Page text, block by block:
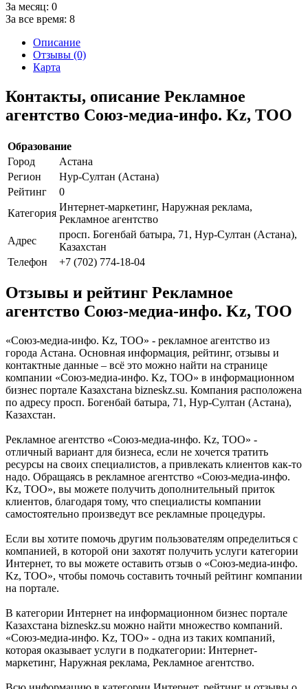
За месяц: 0
За все время: 8
Описание
Отзывы (0)
Карта
Контакты, описание Рекламное
агентство Союз-медиа-инфо. Kz, ТОО
Образование
Город
Астана
Регион
Нур-Султан (Астана)
Рейтинг
0
Категория
Интернет-маркетинг, Наружная реклама,
Рекламное агентство
Адрес
просп. Богенбай батыра, 71, Нур-Султан (Астана),
Казахстан
Телефон
+7 (702) 774-18-04
Отзывы и рейтинг Рекламное
агентство Союз-медиа-инфо. Kz, ТОО
«Союз-медиа-инфо. Kz, ТОО» - рекламное агентство из
города Астана. Основная информация, рейтинг, отзывы и
контактные данные – всё это можно найти на странице
компании «Союз-медиа-инфо. Kz, ТОО» в информационном
бизнес портале Казахстана bizneskz.su. Компания расположена
по адресу просп. Богенбай батыра, 71, Нур-Султан (Астана),
Казахстан.
Рекламное агентство «Союз-медиа-инфо. Kz, ТОО» -
отличный вариант для бизнеса, если не хочется тратить
ресурсы на своих специалистов, а привлекать клиентов как-то
надо. Обращаясь в рекламное агентство «Союз-медиа-инфо.
Kz, ТОО», вы можете получить дополнительный приток
клиентов, благодаря тому, что специалисты компании
самостоятельно произведут все рекламные процедуры.
Если вы хотите помочь другим пользователям определиться с
компанией, в которой они захотят получить услуги категории
Интернет, то вы можете оставить отзыв о «Союз-медиа-инфо.
Kz, ТОО», чтобы помочь составить точный рейтинг компании
на портале.
В категории Интернет на информационном бизнес портале
Казахстана bizneskz.su можно найти множество компаний.
«Союз-медиа-инфо. Kz, ТОО» - одна из таких компаний,
которая оказывает услуги в подкатегории: Интернет-
маркетинг, Наружная реклама, Рекламное агентство.